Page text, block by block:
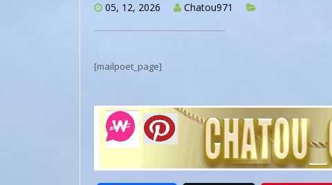
05, 12, 2026 Chatou971
[mailpoet_page]